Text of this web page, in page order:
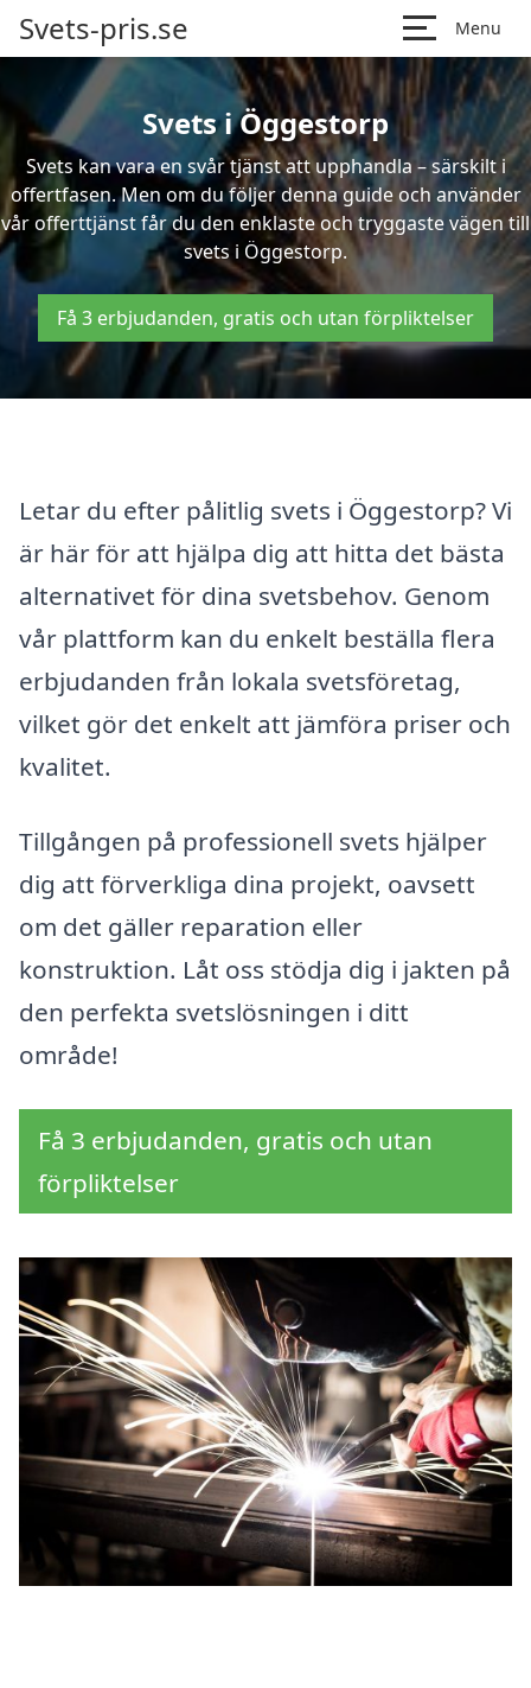
Svets-pris.se Menu
Svets i Öggestorp
Svets kan vara en svår tjänst att upphandla – särskilt i
offertfasen. Men om du följer denna guide och använder
vår offerttjänst får du den enklaste och tryggaste vägen till
svets i Öggestorp.
Få 3 erbjudanden, gratis och utan förpliktelser
Letar du efter pålitlig svets i Öggestorp? Vi
är här för att hjälpa dig att hitta det bästa
alternativet för dina svetsbehov. Genom
vår plattform kan du enkelt beställa flera
erbjudanden från lokala svetsföretag,
vilket gör det enkelt att jämföra priser och
kvalitet.
Tillgången på professionell svets hjälper
dig att förverkliga dina projekt, oavsett
om det gäller reparation eller
konstruktion. Låt oss stödja dig i jakten på
den perfekta svetslösningen i ditt
område!
Få 3 erbjudanden, gratis och utan
förpliktelser